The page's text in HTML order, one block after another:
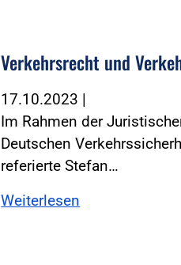
Verkehrsrecht und
17.10.2023 |
Im Rahmen der
Deutschen
referierte Stefan…
Weiterlesen